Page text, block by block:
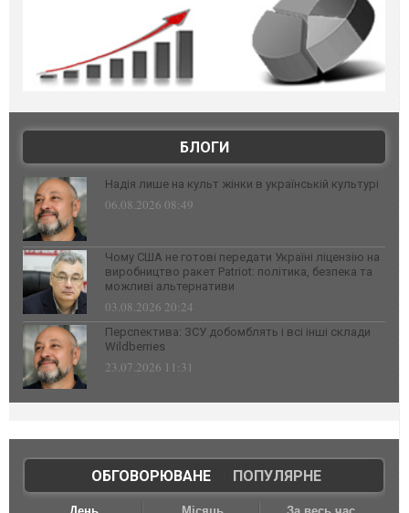
БЛОГИ
Надія лише на культ жінки в українській культурі
06.08.2026 08:49
Чому США не готові передати Україні ліцензію на
виробництво ракет Patriot: політика, безпека та
можливі альтернативи
03.08.2026 20:24
Перспектива: ЗСУ добомблять і всі інші склади
Wildberries
23.07.2026 11:31
ОБГОВОРЮВАНЕ| ПОПУЛЯРНЕ